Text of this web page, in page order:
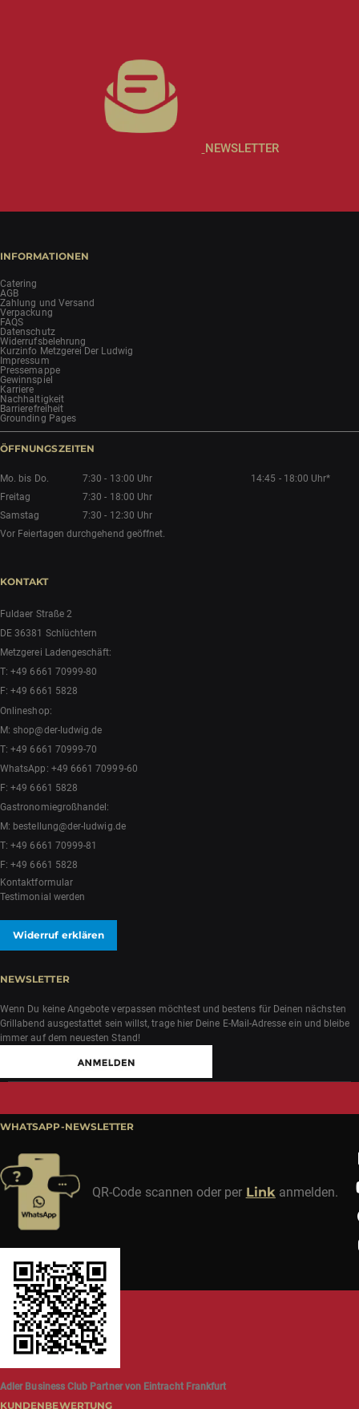
NEWSLETTER
INFORMATIONEN
Catering
AGB
Zahlung und Versand
Verpackung
FAQS
Datenschutz
Widerrufsbelehrung
Kurzinfo Metzgerei Der Ludwig
Impressum
Pressemappe
Gewinnspiel
Karriere
Nachhaltigkeit
Barrierefreiheit
Grounding Pages
ÖFFNUNGSZEITEN
Mo. bis Do. 7:30 - 13:00 Uhr
14:45 - 18:00 Uhr*
Freitag
7:30 - 18:00 Uhr
Samstag
7:30 - 12:30 Uhr
Vor Feiertagen durchgehend geöffnet.
KONTAKT
Fuldaer Straße 2
DE 36381 Schlüchtern
Metzgerei Ladengeschäft:
T:+49 6661 70999-80
F: +49 6661 5828
Onlineshop:
M:shop@der-ludwig.de
T:+49 6661 70999-70
WhatsApp: +49 6661 70999-60
F: +49 6661 5828
Gastronomiegroßhandel:
M: bestellung@der-ludwig.de
T:+49 6661 70999-81
F: +49 6661 5828
Kontaktformular
Testimonial werden
Widerruf erklären
NEWSLETTER
Wenn Du keine Angebote verpassen möchtest und bestens für Deinen nächsten
Grillabend ausgestattet sein willst, trage hier Deine E-Mail-Adresse ein und bleibe
immer auf dem neuesten Stand!
WHATSAPP-NEWSLETTER
QR-Code scannen oder per Link anmelden.
Adler Business Club Partner von Eintracht Frankfurt
KUNDENBEWERTUNG